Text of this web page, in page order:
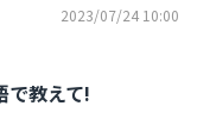
2023/07/24 10:00
で教えて!